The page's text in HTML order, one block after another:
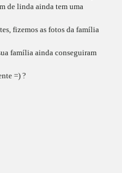
de linda ainda tem uma
fizemos as fotos da família
família ainda conseguiram
=) ?